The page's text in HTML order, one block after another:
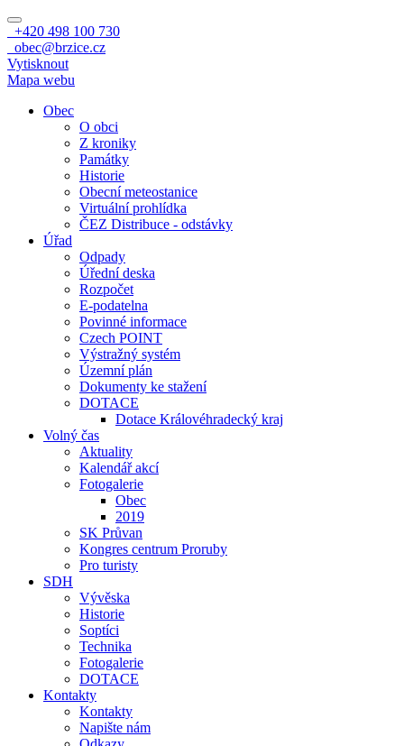
+420 498 100 730
obec@brzice.cz
Vytisknout
Mapa webu
Obec
O obci
Z kroniky
Památky
Historie
Obecní meteostanice
Virtuální prohlídka
ČEZ Distribuce - odstávky
Úřad
Odpady
Úřední deska
Rozpočet
E-podatelna
Povinné informace
Czech POINT
Výstražný systém
Územní plán
Dokumenty ke stažení
DOTACE
Dotace Královéhradecký kraj
Volný čas
Aktuality
Kalendář akcí
Fotogalerie
Obec
2019
SK Průvan
Kongres centrum Proruby
Pro turisty
SDH
Vývěska
Historie
Soptíci
Technika
Fotogalerie
DOTACE
Kontakty
Kontakty
Napište nám